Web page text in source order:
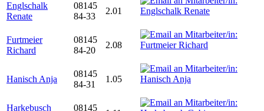
Englschalk
Renate
08145
84-33
2.01
Furtmeier
Richard
08145
84-20
2.08
Hanisch Anja
08145
84-31
1.05
Harkebusch
08145